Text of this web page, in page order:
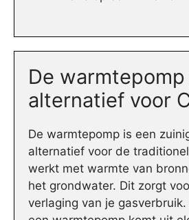
De warmtepomp
alternatief voor
De warmtepomp is een
alternatief voor de
werkt met warmte van
het grondwater. Dit zorgt
verlaging van je